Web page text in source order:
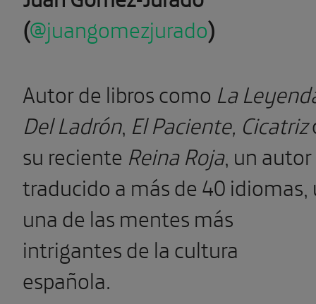
(@juangomezjurado)
Autor de libros como La
Del Ladrón, El Paciente, Cicatriz
su reciente Reina Roja, un autor
traducido a más de 40 idiomas,
una de las mentes más
intrigantes de la cultura
española.